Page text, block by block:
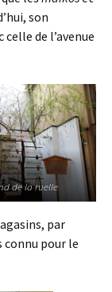
son
de l’avenue
de la ruelle
par
connu pour le